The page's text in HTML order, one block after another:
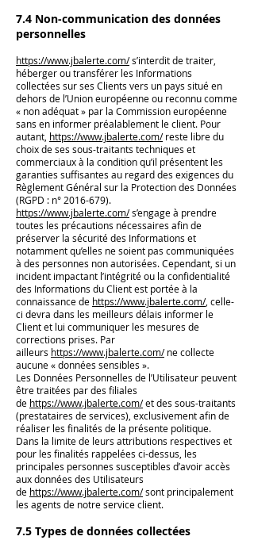
7.4 Non-communication des données
personnelles
https://www.jbalerte.com/s’interdit de traiter,
héberger ou transférer les Informations
collectées sur ses Clients vers un pays situé en
dehors de l’Union européenne ou reconnu comme
« non adéquat » par la Commission européenne
sans en informer préalablement le client. Pour
autant, https://www.jbalerte.com/reste libre du
choix de ses sous-traitants techniques et
commerciaux à la condition qu’il présentent les
garanties suffisantes au regard des exigences du
Règlement Général sur la Protection des Données
(RGPD : n° 2016-679).
https://www.jbalerte.com/s’engage à prendre
toutes les précautions nécessaires afin de
préserver la sécurité des Informations et
notamment qu’elles ne soient pas communiquées
à des personnes non autorisées. Cependant, si un
incident impactant l’intégrité ou la confidentialité
des Informations du Client est portée à la
connaissance de https://www.jbalerte.com/, celle-
ci devra dans les meilleurs délais informer le
Client et lui communiquer les mesures de
corrections prises. Par
ailleurs https://www.jbalerte.com/ne collecte
aucune « données sensibles ».
Les Données Personnelles de l’Utilisateur peuvent
être traitées par des filiales
de https://www.jbalerte.com/et des sous-traitants
(prestataires de services), exclusivement afin de
réaliser les finalités de la présente politique.
Dans la limite de leurs attributions respectives et
pour les finalités rappelées ci-dessus, les
principales personnes susceptibles d’avoir accès
aux données des Utilisateurs
de https://www.jbalerte.com/sont principalement
les agents de notre service client.
7.5 Types de données collectées